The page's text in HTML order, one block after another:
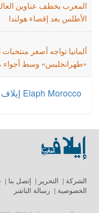
المغرب يخطف عناوين
الأطلس بعد إقصاء هولندا
ألمانيا تواجه أصغر
«طهرانجليس» وسط أجواء
‎Elaph Morocco إيلاف المغرب‎
الشركة التحرير إتصل بنا
الخصوصية
رسالة الناشر